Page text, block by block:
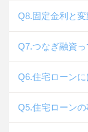
Q8.固定金利と
Q7.つなぎ融資
Q6.住宅ローン
Q5.住宅ローン